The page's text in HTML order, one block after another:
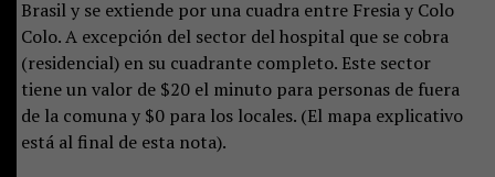
Brasil y se extiende por una cuadra entre Fresia y Colo
Colo. A excepción del sector del hospital que se cobra
(residencial) en su cuadrante completo. Este sector
tiene un valor de $20 el minuto para personas de fuera
de la comuna y $0 para los locales. (El mapa explicativo
está al final de esta nota).